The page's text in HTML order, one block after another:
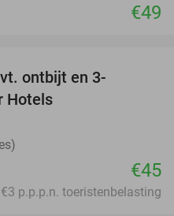
€49
ontbijt en 3-
Hotels
€45
p.p.p.n. toeristenbelasting